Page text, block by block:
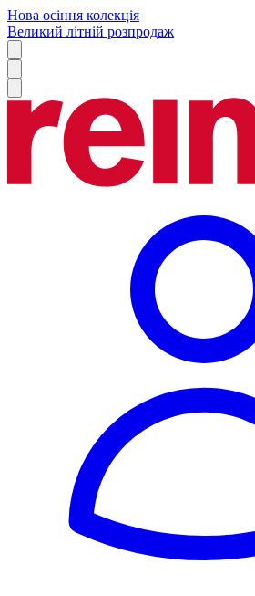
Нова осіння колекція
Великий літній розпродаж